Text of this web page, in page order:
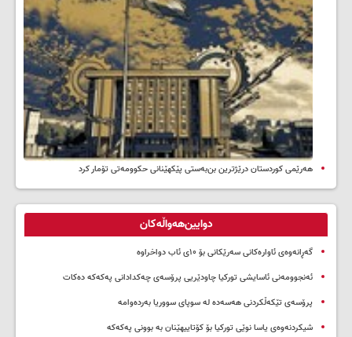
هەرێمی کوردستان درێژترین بن‌بەستی پێکهێنانی حکوومەتی تۆمار کرد
دوایین‌هەواڵەکان
گەڕانەوەی ئاوارەکانی سەرێکانی بۆ ۱۰ی ئاب دواخراوە
ئەنجوومەنی ئاسایشی تورکیا چاودێریی پرۆسەی چەکدادانی پەکەکە دەکات
پرۆسەی تێکەڵکردنی هەسەدە لە سوپای سووریا بەردەوامە
شیکردنەوەی یاسا نوێی تورکیا بۆ کۆتاییهێنان بە بوونی پەکەکە